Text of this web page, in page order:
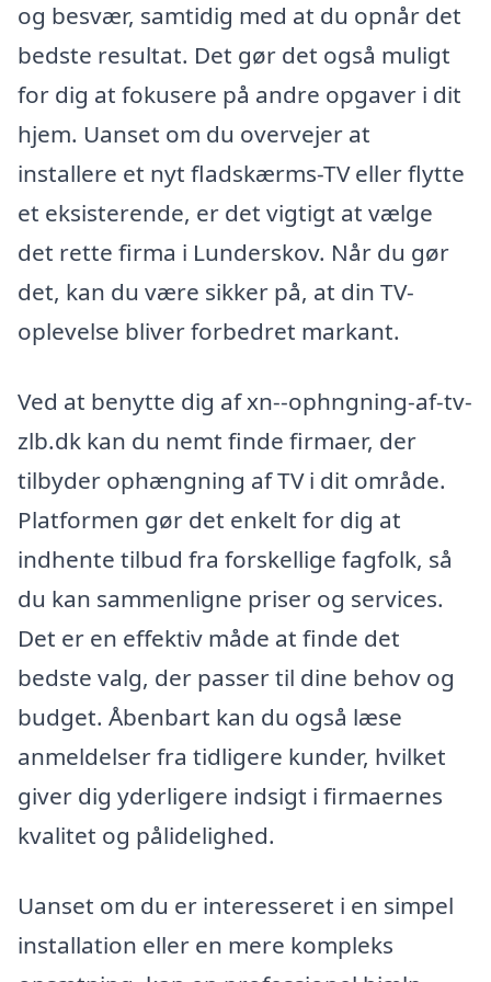
og besvær, samtidig med at du opnår det
bedste resultat. Det gør det også muligt
for dig at fokusere på andre opgaver i dit
hjem. Uanset om du overvejer at
installere et nyt fladskærms-TV eller flytte
et eksisterende, er det vigtigt at vælge
det rette firma i Lunderskov. Når du gør
det, kan du være sikker på, at din TV-
oplevelse bliver forbedret markant.
Ved at benytte dig af xn--ophngning-af-tv-
zlb.dk kan du nemt finde firmaer, der
tilbyder ophængning af TV i dit område.
Platformen gør det enkelt for dig at
indhente tilbud fra forskellige fagfolk, så
du kan sammenligne priser og services.
Det er en effektiv måde at finde det
bedste valg, der passer til dine behov og
budget. Åbenbart kan du også læse
anmeldelser fra tidligere kunder, hvilket
giver dig yderligere indsigt i firmaernes
kvalitet og pålidelighed.
Uanset om du er interesseret i en simpel
installation eller en mere kompleks